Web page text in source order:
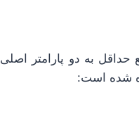
حداقل به دو پارامتر اصلی
شده است: